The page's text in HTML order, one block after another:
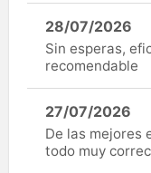
28/07/2026
Sin esperas,
recomendable
27/07/2026
De las mejores
todo muy